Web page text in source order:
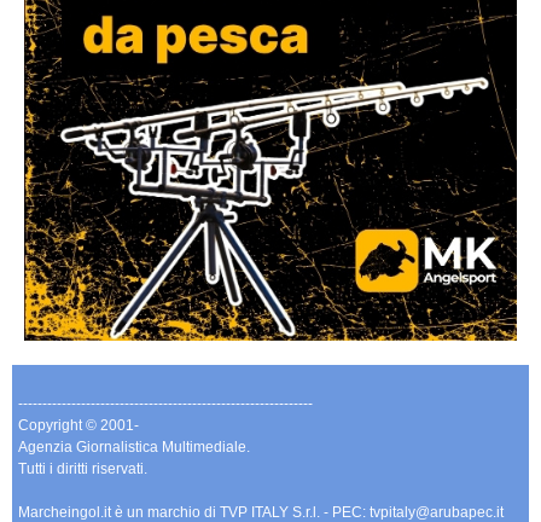
-------------------------------------------------------------
Copyright © 2001-
Agenzia Giornalistica Multimediale.
Tutti i diritti riservati.
Marcheingol.it è un marchio di TVP ITALY S.r.l. - PEC: tvpitaly@arubapec.it